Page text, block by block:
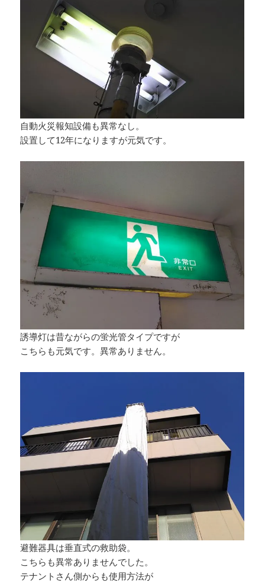
自動火災報知設備も異常なし。
設置して12年になりますが元気です。
誘導灯は昔ながらの蛍光管タイプですが
こちらも元気です。異常ありません。
避難器具は垂直式の救助袋。
こちらも異常ありませんでした。
テナントさん側からも使用方法が